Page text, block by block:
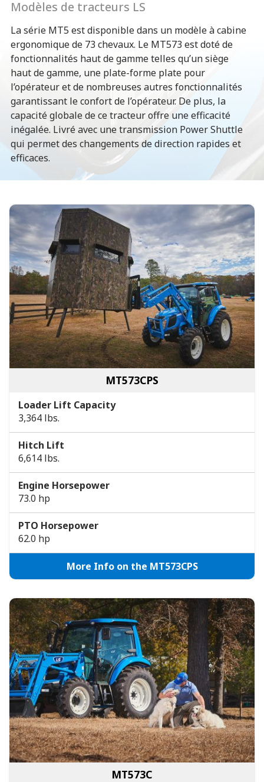
Modèles de tracteurs LS
La série MT5 est disponible dans un modèle à cabine
ergonomique de 73 chevaux. Le MT573 est doté de
fonctionnalités haut de gamme telles qu’un siège
haut de gamme, une plate-forme plate pour
l’opérateur et de nombreuses autres fonctionnalités
garantissant le confort de l’opérateur. De plus, la
capacité globale de ce tracteur offre une efficacité
inégalée. Livré avec une transmission Power Shuttle
qui permet des changements de direction rapides et
efficaces.
MT573CPS
Loader Lift Capacity
3,364 lbs.
Hitch Lift
6,614 lbs.
Engine Horsepower
73.0 hp
PTO Horsepower
62.0 hp
More Info on the MT573CPS
MT573C